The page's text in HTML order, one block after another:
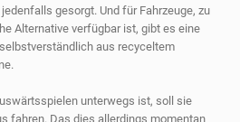
jedenfalls gesorgt. Und für Fahrzeuge, zu
Alternative verfügbar ist, gibt es eine
aus recyceltem
unterwegs ist, soll sie
fahren. Das dies allerdings momentan